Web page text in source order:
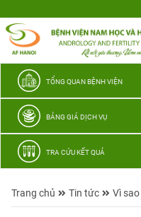
thương
TỔNG QUAN BỆNH VIỆN
BẢNG GIÁ DỊCH VỤ
TRA CỨU KẾT QUẢ
Trang chủ Tin tức Vì